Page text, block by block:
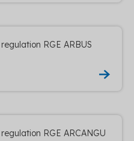
RGE ARBUS
RGE ARCANGU